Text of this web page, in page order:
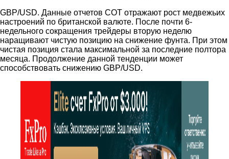
GBP/USD. Данные отчетов COT отражают рост медвежьих
настроений по британской валюте. После почти 6-
недельного сокращения трейдеры вторую неделю
наращивают чистую позицию на снижение фунта. При этом
чистая позиция стала максимальной за последние полтора
месяца. Продолжение данной тенденции может
способствовать снижению GBP/USD.